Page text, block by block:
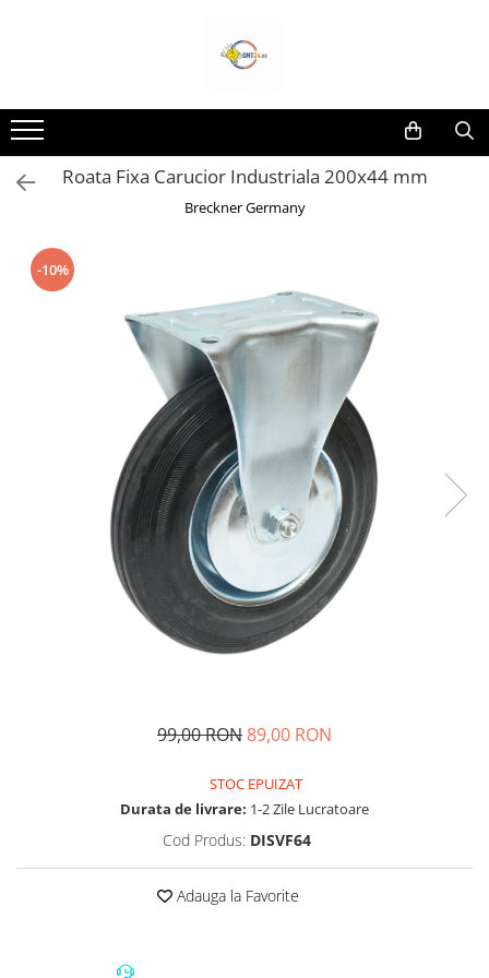
Lampi Solare&Proiectoare
Proiectoare Led
Accesorii Electrice
Lampi Solare Stradale
Lampi Stradale
Led Bar & Proiectoare Auto
Proiectoare Auto,Atv,Moto
Camere Video Supraveghere
Compresoare & Generatoare
Compresoare Aer
Generatoare Curent
Scule & Echipamente Auto
Redresoare Auto
Dulap-Scule-Truse
Polizoare & Rotopercutoare &
Masini de Gaurit & Rotopercutoare
Polizoare&Flexuri
Drujba & Motocoasa & Fierastrau &
Accesorii & Consumabile
Roata Fixa Carucior Industriala 200x44 mm
Breckner Germany
-10%
99,00 RON89,00 RON
STOC EPUIZAT
Durata de livrare: 1-2 Zile Lucratoare
Cod Produs: DISVF64
Adauga la Favorite